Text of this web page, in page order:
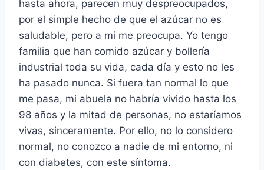
hasta ahora, parecen muy despreocupados,
por el simple hecho de que el azúcar no es
saludable, pero a mí me preocupa. Yo tengo
familia que han comido azúcar y bollería
industrial toda su vida, cada día y esto no les
ha pasado nunca. Si fuera tan normal lo que
me pasa, mi abuela no habría vivido hasta los
98 años y la mitad de personas, no estaríamos
vivas, sinceramente. Por ello, no lo considero
normal, no conozco a nadie de mi entorno, ni
con diabetes, con este síntoma.